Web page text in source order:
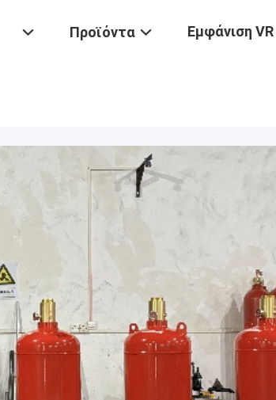
Προϊόντα Εμφάνιση VR